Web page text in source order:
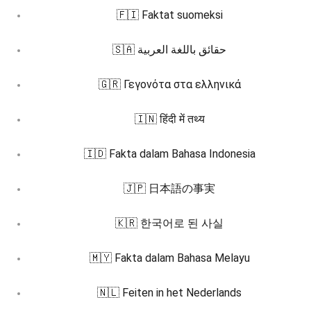
🇫🇮 Faktat suomeksi
🇸🇦 حقائق باللغة العربية
🇬🇷 Γεγονότα στα ελληνικά
🇮🇳 हिंदी में तथ्य
🇮🇩 Fakta dalam Bahasa Indonesia
🇯🇵 日本語の事実
🇰🇷 한국어로 된 사실
🇲🇾 Fakta dalam Bahasa Melayu
🇳🇱 Feiten in het Nederlands